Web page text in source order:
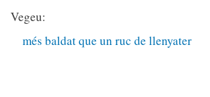
Vegeu:
més baldat que un ruc de llenyater